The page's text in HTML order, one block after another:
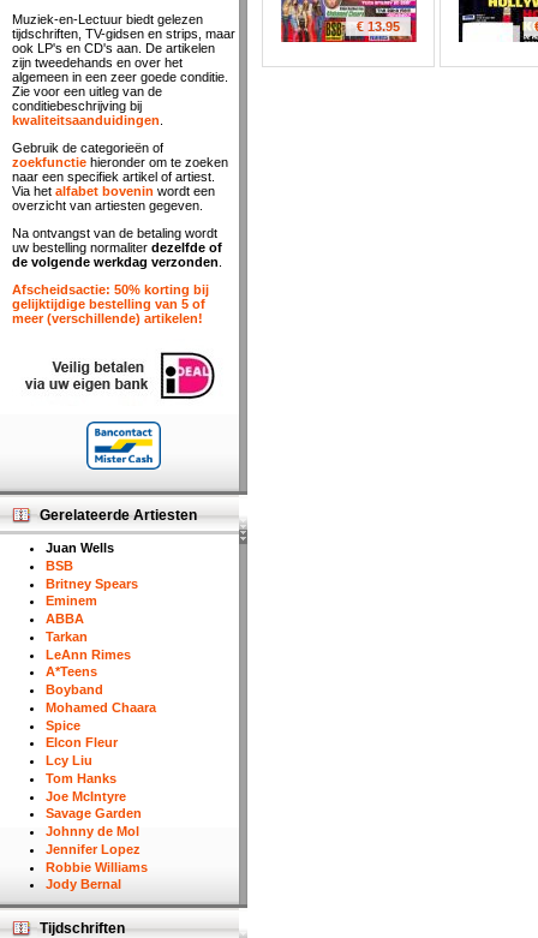
€ 13.95
Muziek-en-Lectuur biedt gelezen
tijdschriften, TV-gidsen en strips, maar
ook LP's en CD's aan. De artikelen
zijn tweedehands en over het
algemeen in een zeer goede conditie.
Zie voor een uitleg van de
conditiebeschrijving bij
kwaliteitsaanduidingen
Gebruik de categorieën of
zoekfunctie hieronder om te zoeken
naar een specifiek artikel of artiest.
Via het alfabet bovenin wordt een
overzicht van artiesten gegeven.
Na ontvangst van de betaling wordt
uw bestelling normaliter dezelfde of
de volgende werkdag verzonden
Afscheidsactie: 50% korting bij
gelijktijdige bestelling van 5 of
meer (verschillende) artikelen!
Gerelateerde Artiesten
Juan Wells
BSB
Britney Spears
Eminem
ABBA
Tarkan
LeAnn Rimes
A*Teens
Boyband
Mohamed Chaara
Spice
Elcon Fleur
Lcy Liu
Tom Hanks
Joe McIntyre
Savage Garden
Johnny de Mol
Jennifer Lopez
Robbie Williams
Jody Bernal
Tijdschriften